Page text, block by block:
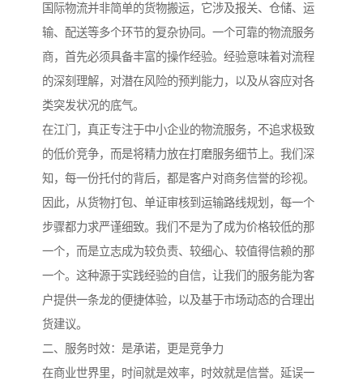
国际物流并非简单的货物搬运，它涉及报关、仓储、运
输、配送等多个环节的复杂协同。一个可靠的物流服务
商，首先必须具备丰富的操作经验。经验意味着对流程
的深刻理解，对潜在风险的预判能力，以及从容应对各
类突发状况的底气。
在江门，真正专注于中小企业的物流服务，不追求极致
的低价竞争，而是将精力放在打磨服务细节上。我们深
知，每一份托付的背后，都是客户对商务信誉的珍视。
因此，从货物打包、单证审核到运输路线规划，每一个
步骤都力求严谨细致。我们不是为了成为价格较低的那
一个，而是立志成为较负责、较细心、较值得信赖的那
一个。这种源于实践经验的自信，让我们的服务能为客
户提供一条龙的便捷体验，以及基于市场动态的合理出
货建议。
二、服务时效：是承诺，更是竞争力
在商业世界里，时间就是效率，时效就是信誉。延误一